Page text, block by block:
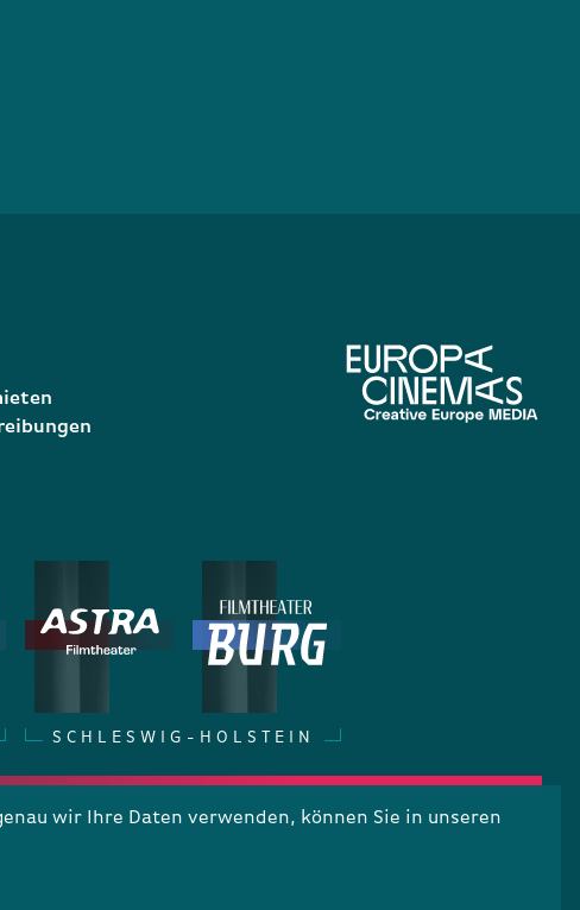
wir Ihre Daten verwenden, können Sie in unseren
SCHLESWIG-HOLSTEIN